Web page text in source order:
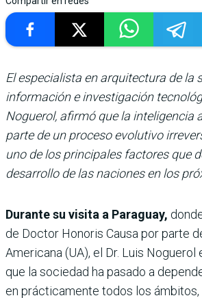
El especialista en arquitectura de la
información e investigación
Noguerol, afirmó que la inteligencia
parte de un proceso evolutivo
uno de los principales factores que
desarrollo de las naciones en los
Durante su visita a Paraguay,
de Doctor Honoris Causa por parte
Americana (UA), el Dr. Luis Noguerol
que la sociedad ha pasado a
en prácticamente todos los ámbitos,